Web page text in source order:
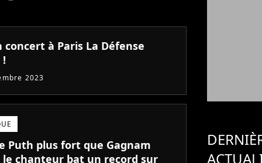
concert à Paris La Défense
2023
Puth plus fort que Gagnam
le chanteur bat un record sur